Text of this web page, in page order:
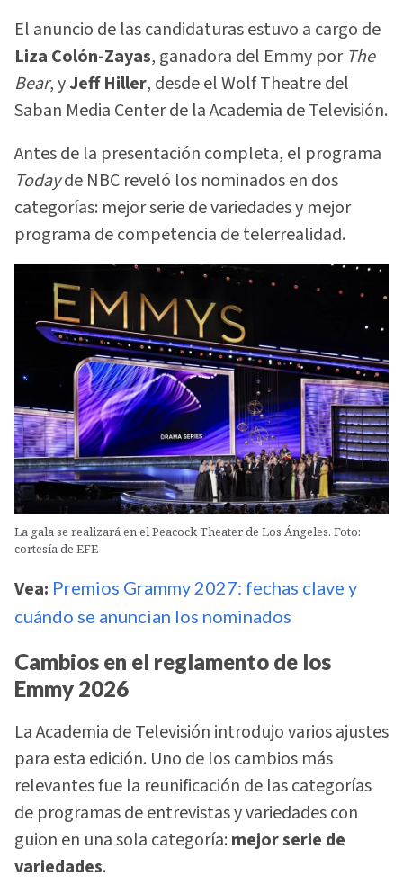
El anuncio de las candidaturas estuvo a cargo de
Liza Colón-Zayas, ganadora del Emmy por The
Bear, yJeff Hiller, desde el Wolf Theatre del
Saban Media Center de la Academia de Televisión.
Antes de la presentación completa, el programa
Todayde NBC reveló los nominados en dos
categorías: mejor serie de variedades y mejor
programa de competencia de telerrealidad.
La gala se realizará en el Peacock Theater de Los Ángeles. Foto:
cortesía de EFE
Vea: Premios Grammy 2027: fechas clave y
cuándo se anuncian los nominados
Cambios en el reglamento de los
Emmy 2026
La Academia de Televisión introdujo varios ajustes
para esta edición. Uno de los cambios más
relevantes fue la reunificación de las categorías
de programas de entrevistas y variedades con
guion en una sola categoría: mejor serie de
variedades.